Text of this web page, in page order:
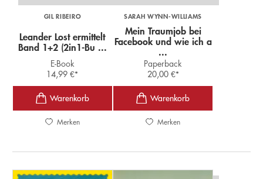
GIL RIBEIRO
Leander Lost ermittelt
Band 1+2 (2in1-Bu ...
E-Book
14,99€*
Merken
SARAH WYNN-WILLIAMS
Mein Traumjob bei
Facebook und wie ich a
...
Paperback
20,00 €*
Merken